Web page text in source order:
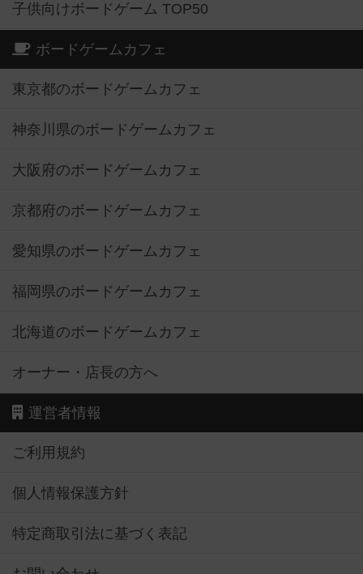
子供向けボードゲーム TOP50
ボードゲームカフェ
東京都のボードゲームカフェ
神奈川県のボードゲームカフェ
大阪府のボードゲームカフェ
京都府のボードゲームカフェ
愛知県のボードゲームカフェ
福岡県のボードゲームカフェ
北海道のボードゲームカフェ
オーナー・店長の方へ
運営者情報
ご利用規約
個人情報保護方針
特定商取引法に基づく表記